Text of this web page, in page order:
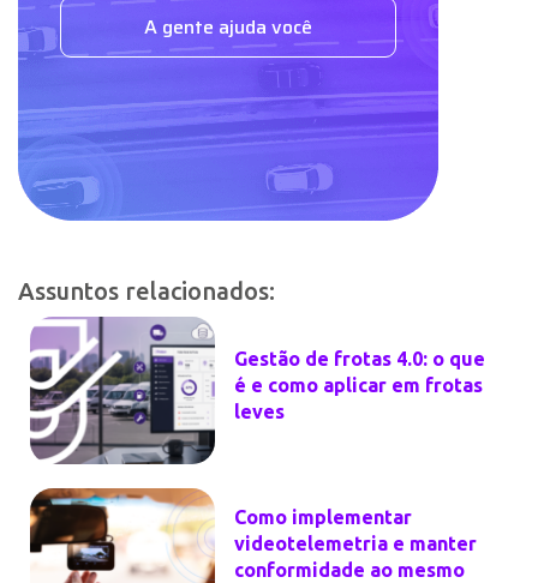
A gente ajuda você
Assuntos relacionados:
Gestão de frotas 4.0: o que
é e como aplicar em frotas
leves
Como implementar
videotelemetria e manter
conformidade ao mesmo